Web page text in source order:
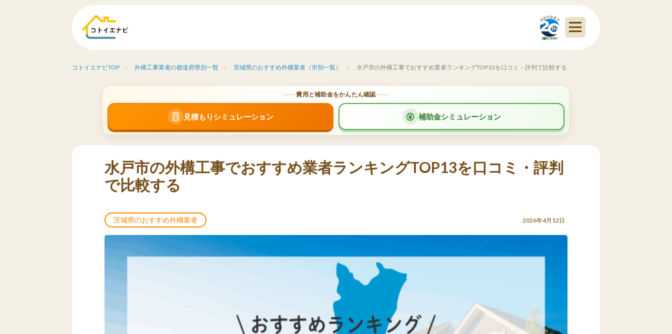
コトイエナビTOP 外構工事業者の都道府県別一覧 茨城県のおすすめ外構業者（市別一覧） 水戸市の外構工事でおすすめ業者ランキングTOP13を口コミ・評判で比較する
費用と補助金をかんたん確認
見積もりシミュレーション 補助金シミュレーション
水戸市の外構工事でおすすめ業者ランキングTOP13を口コミ・評判
で比較する
茨城県のおすすめ外構業者 2026年4月12日